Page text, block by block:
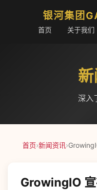
银河集团
首页 关于我们
深入
首页›新闻资讯›
GrowingIO